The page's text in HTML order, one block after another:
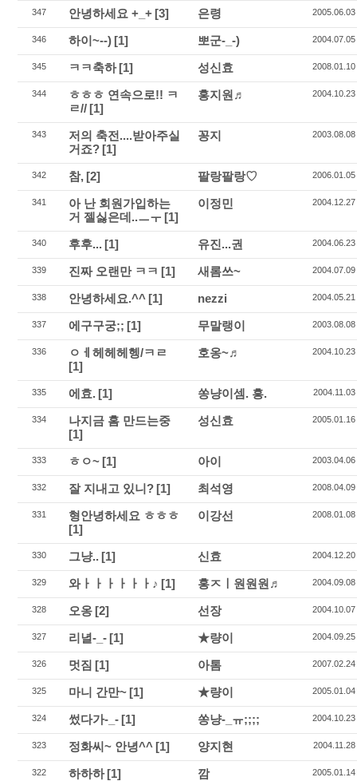
347 안녕하세요 +_+ [3] 은령 2005.06.03
346 하이~--) [1] 뽀군-_-) 2004.07.05
345 ㅋㅋ축하[1] 성신효 2008.01.10
344
ㅎㅎㅎ 연속으로!! ㅋ
ㄹ// [1]
홍지원♬ 2004.10.23
343
저의 축전....받아주실
거죠? [1]
꽁지 2003.08.08
342 참, [2] 팔랑팔랑♡ 2006.01.05
341
아 난 회원가입하는
거 젤싫은데..ㅡㅜ [1]
이정민 2004.12.27
340 후후... [1] 유진...권 2004.06.23
339 진짜 오랜만 ㅋㅋ [1] 새롬쓰~ 2004.07.09
338 안녕하세요.^^ [1] nezzi 2004.05.21
337 에구구궁;; [1] 무말랭이 2003.08.08
336
ㅇㅔ헤헤헤헹/ㅋㄹ
[1]
호옹~♬ 2004.10.23
335 에효. [1] 쏭냥이셈. 흥. 2004.11.03
334
나지금 홈 만드는중
[1]
성신효 2005.01.16
333 ㅎㅇ~ [1] 아이 2003.04.06
332 잘 지내고 있니? [1] 최석영 2008.04.09
331
형안녕하세요 ㅎㅎㅎ
[1]
이강선 2008.01.08
330 그냥.. [1] 신효 2004.12.20
329 와ㅏㅏㅏㅏㅏㅏ♪ [1] 홍ㅈㅣ원원원♬ 2004.09.08
328 오옹 [2] 선장 2004.10.07
327 리녈-_- [1] ★량이 2004.09.25
326 멋짐 [1] 아톰 2007.02.24
325 마니 간만~ [1] ★량이 2005.01.04
324 썼다가-_- [1] 쏭냥-_ㅠ;;;; 2004.10.23
323 정화씨~ 안녕^^ [1] 양지현 2004.11.28
322 하하하[1] 깜 2005.01.14